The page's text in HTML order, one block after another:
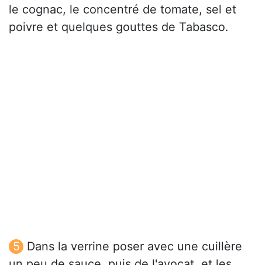
le cognac, le concentré de tomate, sel et
poivre et quelques gouttes de Tabasco.
Dans la verrine poser avec une cuillère